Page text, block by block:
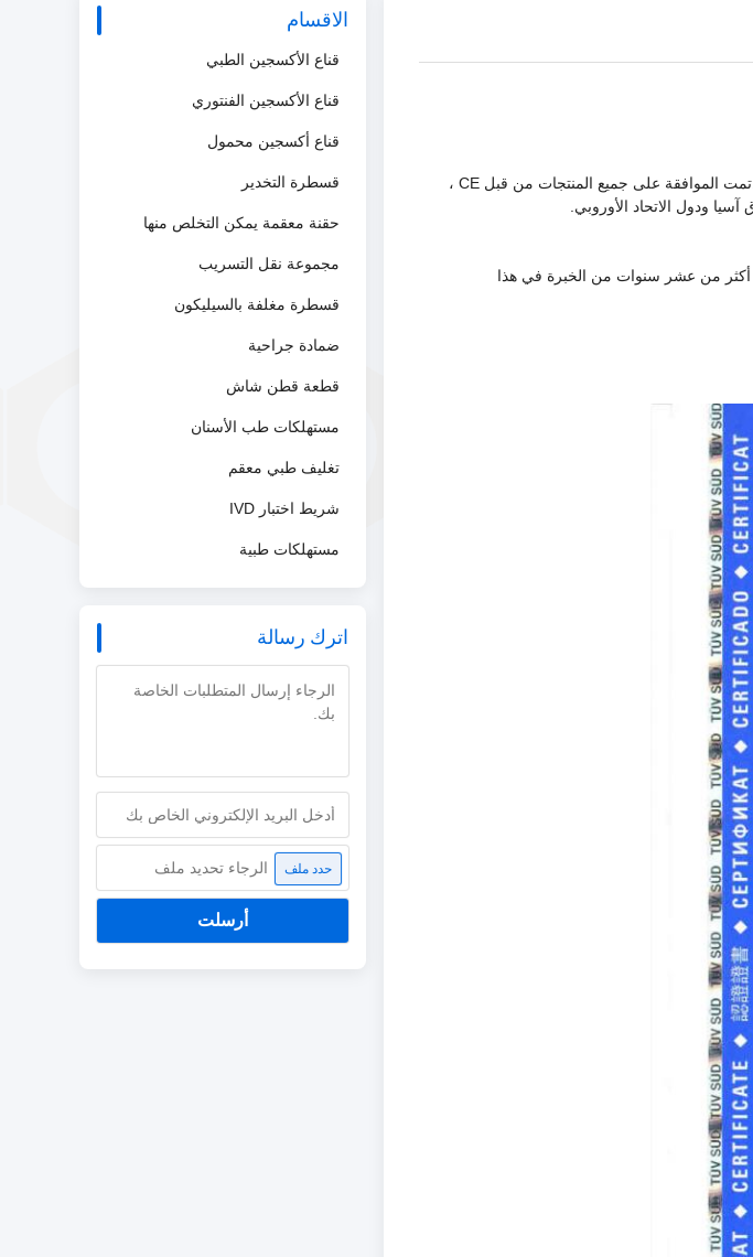
الاقسام
قناع الأكسجين الطبي
قناع الأكسجين الفنتوري
قناع أكسجين محمول
قسطرة التخدير
حقنة معقمة يمكن التخلص منها
مجموعة نقل التسريب
قسطرة مغلفة بالسيليكون
ضمادة جراحية
قطعة قطن شاش
مستهلكات طب الأسنان
تغليف طبي معقم
شريط اختبار IVD
مستهلكات طبية
اترك رسالة
حدد ملف الرجاء تحديد ملف
أرسلت
مصنعنا هو مجموعة حاصلة على شهادة ISO والتي تلتزم بالبحث والتطوير للمواد الاستهلاكية الطبية.تمت الموافقة على جميع المنتجات من قبل CE ،
ودول الاتحاد الأوروبي.
أكثر من عشر سنوات من الخبرة في هذا